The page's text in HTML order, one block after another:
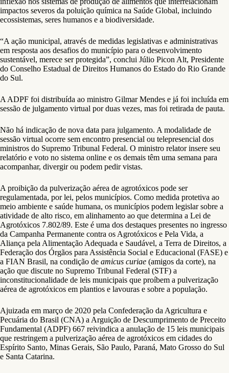
impactos severos da poluição química na Saúde Global, incluindo
ecossistemas, seres humanos e a biodiversidade.
“A ação municipal, através de medidas legislativas e administrativas
em resposta aos desafios do município para o desenvolvimento
sustentável, merece ser protegida”, conclui Júlio Picon Alt, Presidente
do Conselho Estadual de Direitos Humanos do Estado do Rio Grande
do Sul.
A ADPF foi distribuída ao ministro Gilmar Mendes e já foi incluída em
sessão de julgamento virtual por duas vezes, mas foi retirada de pauta.
Não há indicação de nova data para julgamento. A modalidade de
sessão virtual ocorre sem encontro presencial ou telepresencial dos
ministros do Supremo Tribunal Federal. O ministro relator insere seu
relatório e voto no sistema online e os demais têm uma semana para
acompanhar, divergir ou podem pedir vistas.
A proibição da pulverização aérea de agrotóxicos pode ser
regulamentada, por lei, pelos municípios. Como medida protetiva ao
meio ambiente e saúde humana, os municípios podem legislar sobre a
atividade de alto risco, em alinhamento ao que determina a Lei de
Agrotóxicos 7.802/89. Este é uma dos destaques presentes no ingresso
da Campanha Permanente contra os Agrotóxicos e Pela Vida, a
Aliança pela Alimentação Adequada e Saudável, a Terra de Direitos, a
Federação dos Órgãos para Assistência Social e Educacional (FASE) e
a FIAN Brasil, na condição de amicus curiae (amigos da corte), na
ação que discute no Supremo Tribunal Federal (STF) a
inconstitucionalidade de leis municipais que proíbem a pulverização
aérea de agrotóxicos em plantios e lavouras e sobre a população.
Ajuizada em março de 2020 pela Confederação da Agricultura e
Pecuária do Brasil (CNA) a Arguição de Descumprimento de Preceito
Fundamental (ADPF) 667 reivindica a anulação de 15 leis municipais
que restringem a pulverização aérea de agrotóxicos em cidades do
Espírito Santo, Minas Gerais, São Paulo, Paraná, Mato Grosso do Sul
e Santa Catarina.